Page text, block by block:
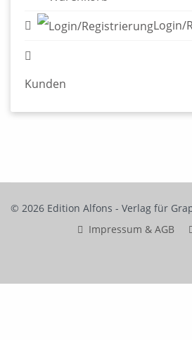
© 2026 Edition Alfons - Verlag für